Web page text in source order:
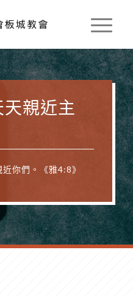
親近主
你們。《雅4:8》